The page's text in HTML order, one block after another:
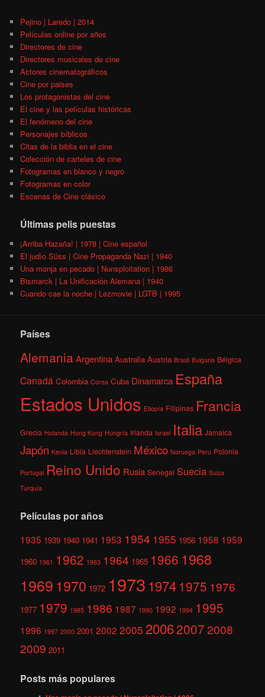
Pejino | Laredo | 2014
Películas online por años
Directores de cine
Directores musicales de cine
Actores cinematográficos
Cine por paises
Los protagonistas del cine
El cine y las películas históricas
El fenómeno del cine
Personajes bíblicos
Citas de la biblia en el cine
Colección de carteles de cine
Fotogramas en blanco y negro
Fotogramas en color
Escenas de Cine clásico
Últimas pelis puestas
¡Arriba Hazaña! | 1978 | Cine español
El judío Süss | Cine Propaganda Nazi | 1940
Una monja en pecado | Nunsploitation | 1986
Bismarck | La Unificación Alemana | 1940
Cuando cae la noche | Lezmovie | LGTB | 1995
Países
AlemaniaArgentina Australia Austria Brasil Bulgaria Bélgica
Canadá Colombia Corea Cuba Dinamarca España
Estados Unidos Etiopía Filipinas Francia
Grecia Holanda Hong Kong Hungría Irlanda Israel Italia Jamaica
Japón Kenia Libia Liechtenstein México Noruega Perú Polonia
Portugal Reino Unido Rusia Senegal Suecia Suiza
Turquía
Películas por años
1935 1939 1940 1941 1953 1954 1955 1956 1958 1959
1960 1961 1962 1963 1964 1965 1966 1968
1969 1970 1972 1973 1974 1975 1976
1977 1979 1985 1986 1987 1990 1992 1994 1995
1996 1997 2000 2001 2002 2005 200620072008
2009 2011
Posts más populares